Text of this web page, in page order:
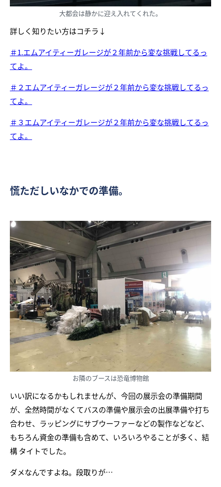
大都会は静かに迎え入れてくれた。
詳しく知りたい方はコチラ↓
＃1.エムアイティーガレージが２年前から変な挑戦してるっ
てよ。
＃２エムアイティーガレージが２年前から変な挑戦してるっ
てよ。
＃３エムアイティーガレージが２年前から変な挑戦してるっ
てよ。
慌ただしいなかでの準備。
お隣のブースは恐竜博物館
いい訳になるかもしれませんが、今回の展示会の準備期間
が、全然時間がなくてバスの準備や展示会の出展準備や打ち
合わせ、ラッピングにサブウーファーなどの製作などなど、
もちろん資金の準備も含めて、いろいろやることが多く、結
構 タイトでした。
ダメなんですよね。段取りが…